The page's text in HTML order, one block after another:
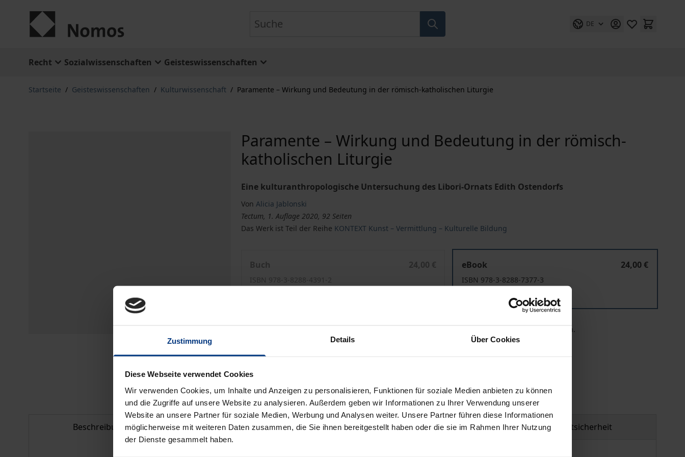
Zustimmung Details Über Cookies
Diese Webseite verwendet Cookies
Wir verwenden Cookies, um Inhalte und Anzeigen zu personalisieren, Funktionen für soziale Medien anbieten zu können
und die Zugriffe auf unsere Website zu analysieren. Außerdem geben wir Informationen zu Ihrer Verwendung unserer
Website an unsere Partner für soziale Medien, Werbung und Analysen weiter. Unsere Partner führen diese Informationen
möglicherweise mit weiteren Daten zusammen, die Sie ihnen bereitgestellt haben oder die sie im Rahmen Ihrer Nutzung
der Dienste gesammelt haben.
DE
Recht Sozialwissenschaften Geisteswissenschaften
Startseite / Geisteswissenschaften / Kulturwissenschaft / Paramente – Wirkung und Bedeutung in der römisch-katholischen Liturgie
Paramente – Wirkung und Bedeutung in der römisch-
katholischen Liturgie
Eine kulturanthropologische Untersuchung des Libori-Ornats Edith Ostendorfs
Von Alicia Jablonski
Tectum, 1. Auflage 2020, 92 Seiten
Das Werk ist Teil der Reihe KONTEXT Kunst – Vermittlung – Kulturelle Bildung
Buch
24,00 €
ISBN 978-3-8288-4391-2
eBook
24,00 €
ISBN 978-3-8288-7377-3
Preisangaben inkl. MwSt. Abhängig von der Lieferadresse kann die MwSt. an der Kasse variieren.
In den Warenkorb
Hinweise zu Versandkosten
Beschreibung Bibliografische Angaben Zusatzmaterial Produktsicherheit